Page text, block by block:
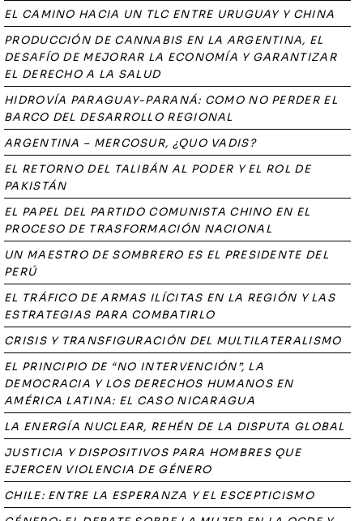
EL CAMINO HACIA UN TLC ENTRE URUGUAY Y CHINA
PRODUCCIÓN DE CANNABIS EN LA ARGENTINA, EL
DESAFÍO DE MEJORAR LA ECONOMÍA Y GARANTIZAR
EL DERECHO A LA SALUD
HIDROVÍA PARAGUAY-PARANÁ: COMO NO PERDER EL
BARCO DEL DESARROLLO REGIONAL
ARGENTINA – MERCOSUR, ¿QUO VADIS?
EL RETORNO DEL TALIBÁN AL PODER Y EL ROL DE
PAKISTÁN
EL PAPEL DEL PARTIDO COMUNISTA CHINO EN EL
PROCESO DE TRASFORMACIÓN NACIONAL
UN MAESTRO DE SOMBRERO ES EL PRESIDENTE DEL
PERÚ
EL TRÁFICO DE ARMAS ILÍCITAS EN LA REGIÓN Y LAS
ESTRATEGIAS PARA COMBATIRLO
CRISIS Y TRANSFIGURACIÓN DEL MULTILATERALISMO
EL PRINCIPIO DE “NO INTERVENCIÓN”, LA
DEMOCRACIA Y LOS DERECHOS HUMANOS EN
AMÉRICA LATINA: EL CASO NICARAGUA
LA ENERGÍA NUCLEAR, REHÉN DE LA DISPUTA GLOBAL
JUSTICIA Y DISPOSITIVOS PARA HOMBRES QUE
EJERCEN VIOLENCIA DE GÉNERO
CHILE: ENTRE LA ESPERANZA Y EL ESCEPTICISMO